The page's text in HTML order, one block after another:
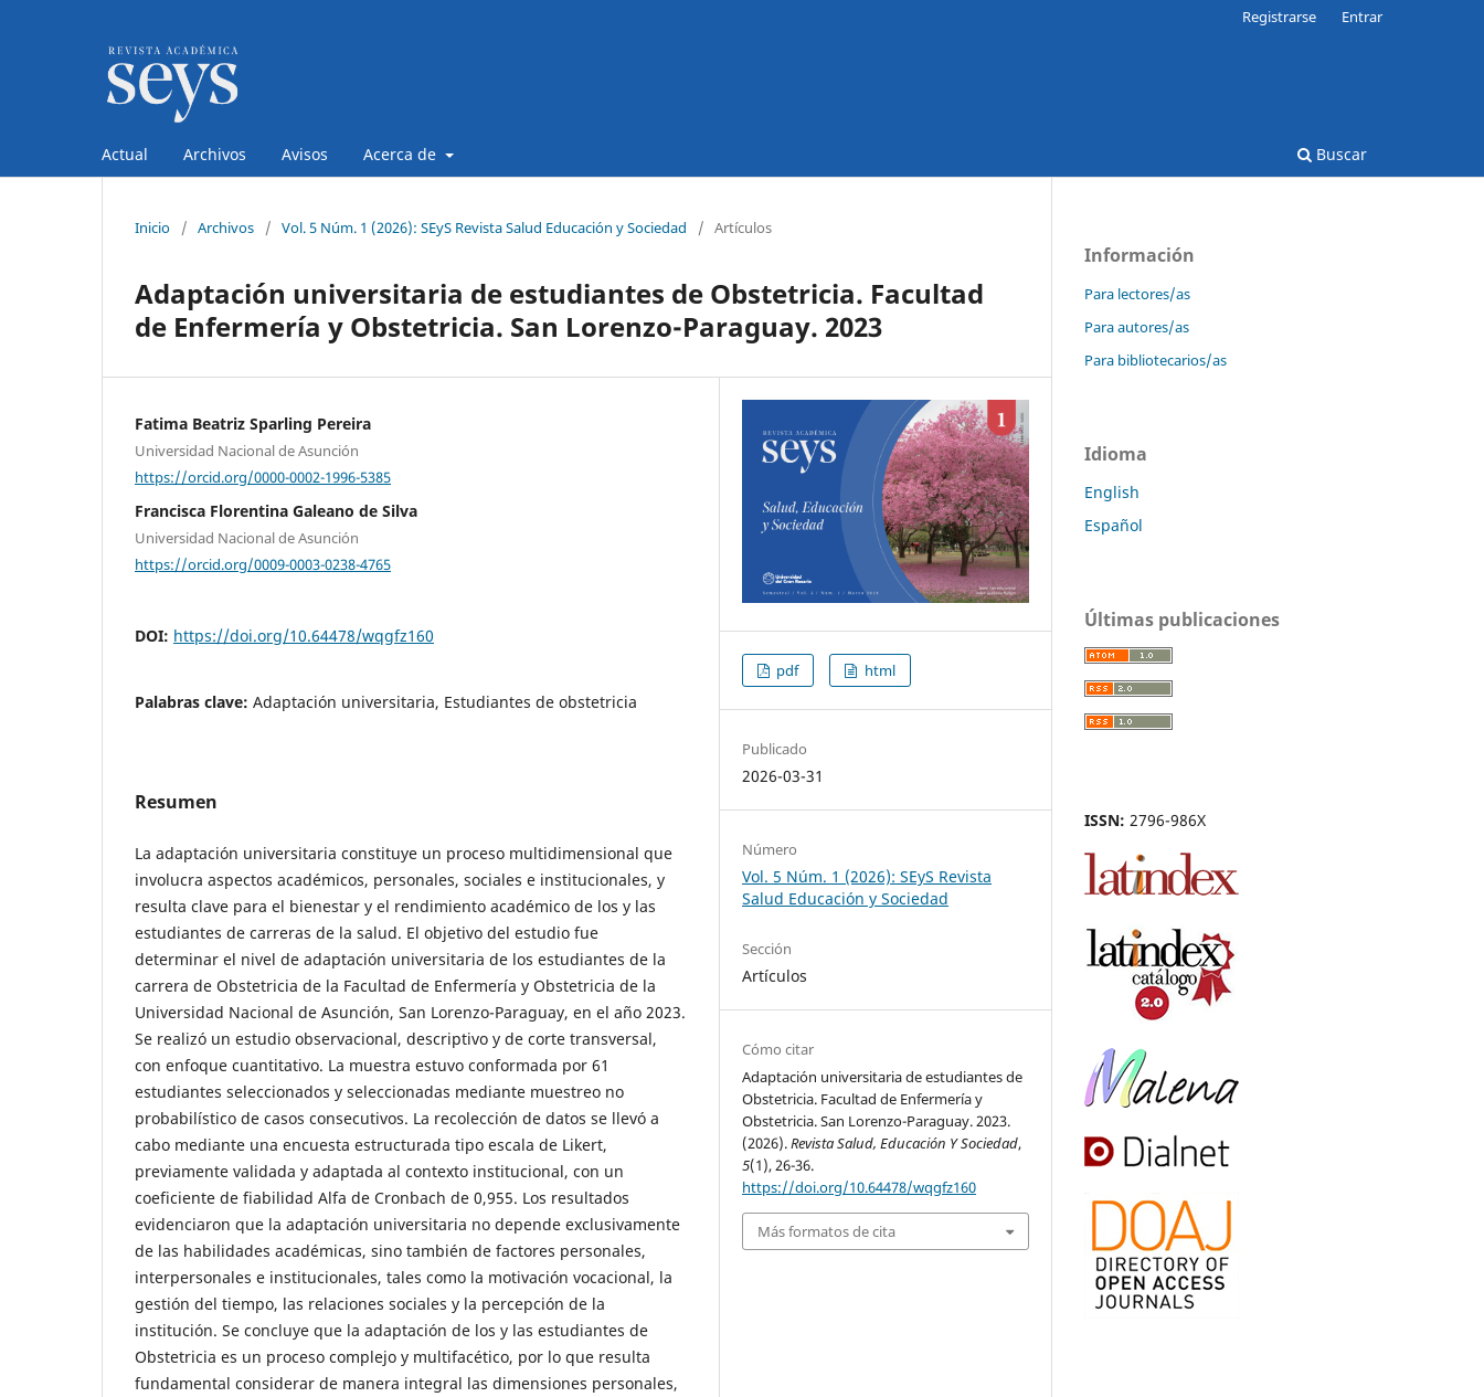
Actual Archivos Avisos Acerca de Buscar
Registrarse Entrar
Inicio / Archivos / Vol. 5 Núm. 1 (2026): SEyS Revista Salud Educación y Sociedad / Artículos
Adaptación universitaria de estudiantes de Obstetricia. Facultad
de Enfermería y Obstetricia. San Lorenzo-Paraguay. 2023
Fatima Beatriz Sparling Pereira
Universidad Nacional de Asunción
https://orcid.org/0000-0002-1996-5385
Francisca Florentina Galeano de Silva
Universidad Nacional de Asunción
https://orcid.org/0009-0003-0238-4765
DOI: https://doi.org/10.64478/wqgfz160
Palabras clave: Adaptación universitaria, Estudiantes de obstetricia
Resumen
La adaptación universitaria constituye un proceso multidimensional que
involucra aspectos académicos, personales, sociales e institucionales, y
resulta clave para el bienestar y el rendimiento académico de los y las
estudiantes de carreras de la salud. El objetivo del estudio fue
determinar el nivel de adaptación universitaria de los estudiantes de la
carrera de Obstetricia de la Facultad de Enfermería y Obstetricia de la
Universidad Nacional de Asunción, San Lorenzo-Paraguay, en el año 2023.
Se realizó un estudio observacional, descriptivo y de corte transversal,
con enfoque cuantitativo. La muestra estuvo conformada por 61
estudiantes seleccionados y seleccionadas mediante muestreo no
probabilístico de casos consecutivos. La recolección de datos se llevó a
cabo mediante una encuesta estructurada tipo escala de Likert,
previamente validada y adaptada al contexto institucional, con un
coeficiente de fiabilidad Alfa de Cronbach de 0,955. Los resultados
evidenciaron que la adaptación universitaria no depende exclusivamente
de las habilidades académicas, sino también de factores personales,
interpersonales e institucionales, tales como la motivación vocacional, la
gestión del tiempo, las relaciones sociales y la percepción de la
institución. Se concluye que la adaptación de los y las estudiantes de
Obstetricia es un proceso complejo y multifacético, por lo que resulta
fundamental considerar de manera integral las dimensiones personales,
pdf html
Publicado
2026-03-31
Número
Vol. 5 Núm. 1 (2026): SEyS Revista
Salud Educación y Sociedad
Sección
Artículos
Cómo citar
Adaptación universitaria de estudiantes de
Obstetricia. Facultad de Enfermería y
Obstetricia. San Lorenzo-Paraguay. 2023.
(2026).Revista Salud, Educación Y Sociedad,
5(1), 26-36.
https://doi.org/10.64478/wqgfz160
Más formatos de cita
Información
Para lectores/as
Para autores/as
Para bibliotecarios/as
Idioma
English
Español
Últimas publicaciones
ISSN: 2796-986X